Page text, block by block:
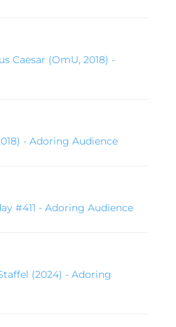
Caesar (OmU, 2018) -
- Adoring Audience
#411 - Adoring Audience
(2024) - Adoring